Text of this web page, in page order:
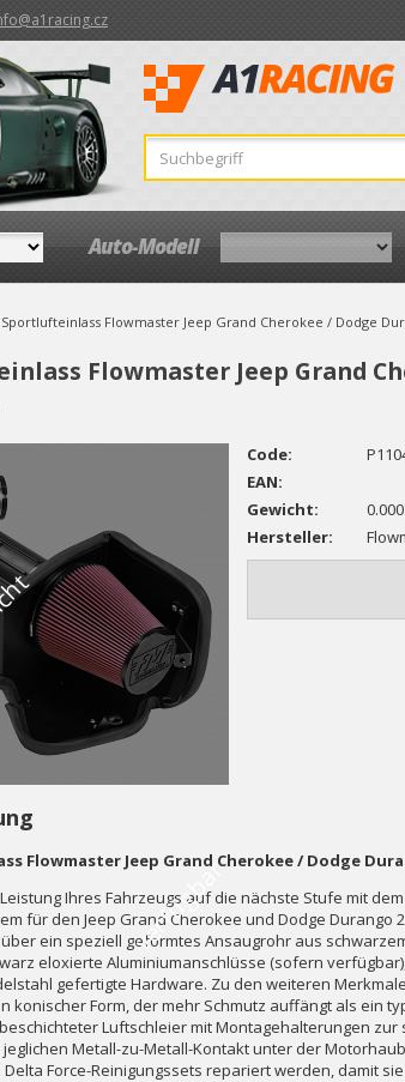
Auto-Modell
Sportlufteinlass Flowmaster Jeep Grand Cherokee / Dodge
Flowmaster Jeep Grand
r
Code:
EAN:
Gewicht:
0.000
Hersteller:
Flowmaster Jeep Grand Cherokee / Dodge
Ihres Fahrzeugs auf die nächste Stufe mit
für den Jeep Grand Cherokee und Dodge Durango
ein speziell geformtes Ansaugrohr aus
eloxierte Aluminiumanschlüsse (sofern
gefertigte Hardware. Zu den weiteren
konischer Form, der mehr Schmutz auffängt als ein
Luftschleier mit Montagehalterungen
Metall-zu-Metall-Kontakt unter der
Force-Reinigungssets repariert werden, damit